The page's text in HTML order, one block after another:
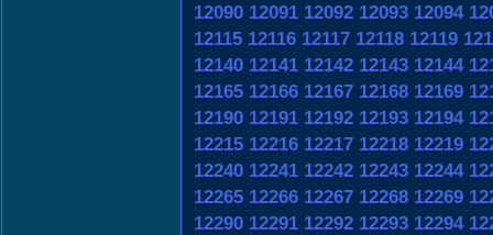
12090 12091 12092 12093 12094
12115 12116 12117 12118 12119
12140 12141 12142 12143 12144
12165 12166 12167 12168 12169
12190 12191 12192 12193 12194
12215 12216 12217 12218 12219
12240 12241 12242 12243 12244
12265 12266 12267 12268 12269
12290 12291 12292 12293 12294